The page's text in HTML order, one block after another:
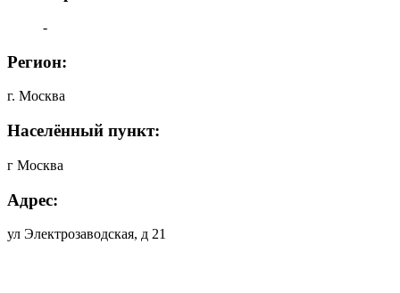
-
Регион:
г. Москва
Населённый пункт:
г Москва
Адрес:
ул Электрозаводская, д 21